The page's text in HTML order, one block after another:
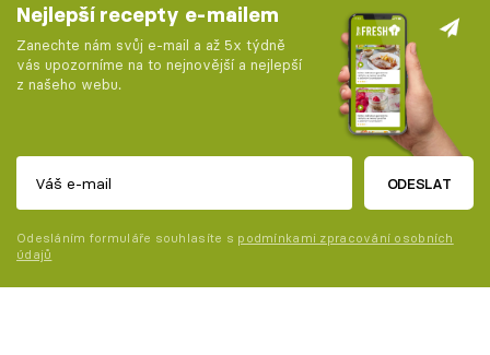
Nejlepší recepty e-mailem
Zanechte nám svůj e-mail a až 5x týdně
vás upozorníme na to nejnovější a nejlepší
z našeho webu.
ODESLAT
Odesláním formuláře souhlasíte s podmínkami zpracování osobních
údajů